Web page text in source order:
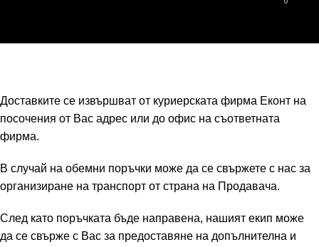
0
Доставките се извършват от куриерскaта фирма Еконт на
посочения от Вас адрес или до офис на съответната
фирма.
В случай на обемни поръчки може да се свържете с нас за
организиране на транспорт от страна на Продавача.
След като поръчката бъде направена, нашият екип може
да се свърже с Вас за предоставяне на допълнителна и